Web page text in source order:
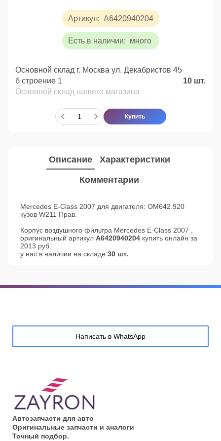
Артикул: A6420940204
Есть в наличии: много
Основной склад г. Москва ул. Декабристов 45
б строение 1
Основной склад нашего магазина
10 шт.
Купить
Описание Характеристики
Комментарии
Mercedes E-Class 2007 для двигателя: OM642.920
кузов W211 Прав.
Корпус воздушного фильтра Mercedes E-Class 2007 ,
оригинальный артикул A6420940204 купить онлайн за
2013 руб.
у нас в наличии на складе 30 шт.
Автозапчасти для авто
Оригинальные запчасти и аналоги
Точный подбор.
Написать в WhatsApp